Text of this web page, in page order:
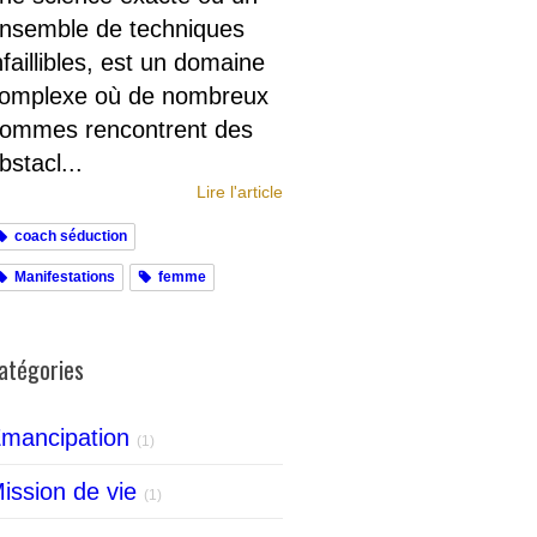
de techniques
est un domaine
où de nombreux
rencontrent des
Lire l'article
coach séduction
Manifestations femme
(1)
de vie (1)